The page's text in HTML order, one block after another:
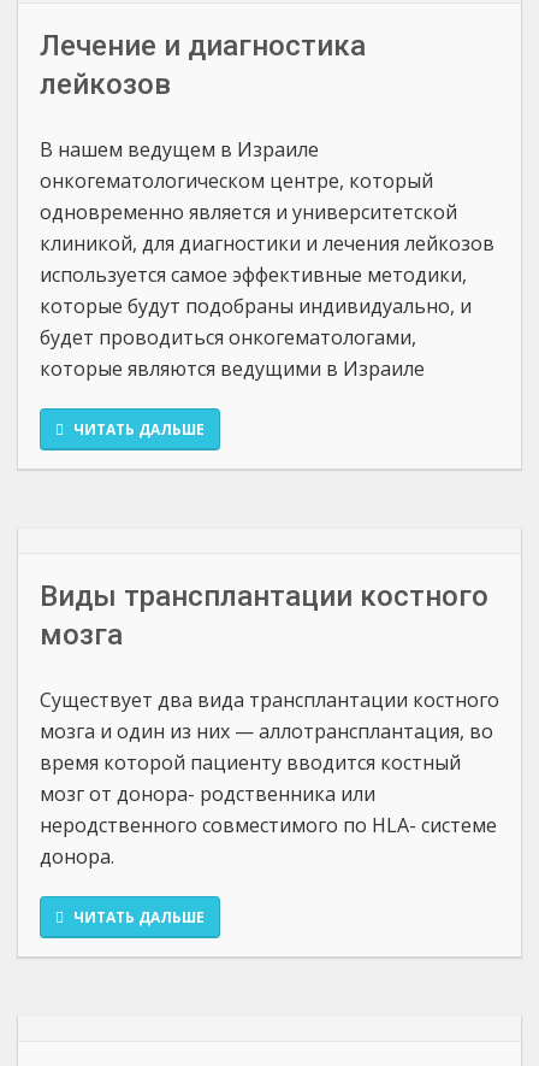
Лечение и диагностика
лейкозов
В нашем ведущем в Израиле
онкогематологическом центре, который
одновременно является и университетской
клиникой, для диагностики и лечения лейкозов
используется самое эффективные методики,
которые будут подобраны индивидуально, и
будет проводиться онкогематологами,
которые являются ведущими в Израиле
ЧИТАТЬ ДАЛЬШЕ
Виды трансплантации костного
мозга
Существует два вида трансплантации костного
мозга и один из них — аллотрансплантация, во
время которой пациенту вводится костный
мозг от донора- родственника или
неродственного совместимого по HLA- системе
донора.
ЧИТАТЬ ДАЛЬШЕ